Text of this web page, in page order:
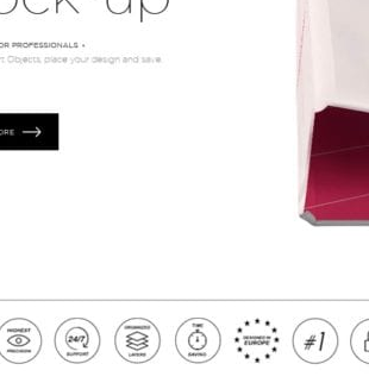
distiller
typografia